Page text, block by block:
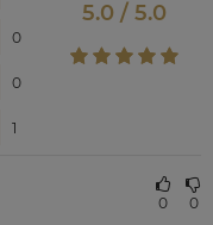
0
0
1
5.0 / 5.0
0 0